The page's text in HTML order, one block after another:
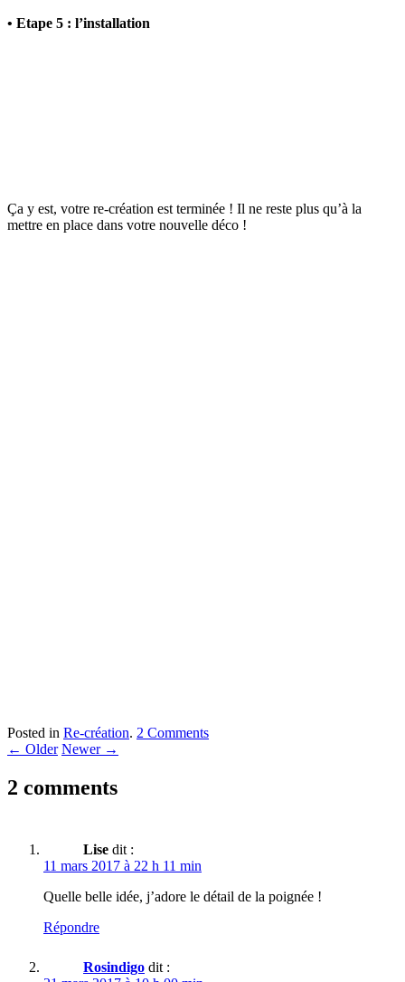
• Etape 5 : l’installation
Ça y est, votre re-création est terminée ! Il ne reste plus qu’à la
mettre en place dans votre nouvelle déco !
Posted in Re-création. 2 Comments
← Older Newer →
2 comments
Lise dit :
11 mars 2017 à 22 h 11 min
Quelle belle idée, j’adore le détail de la poignée !
Répondre
Rosindigo dit :